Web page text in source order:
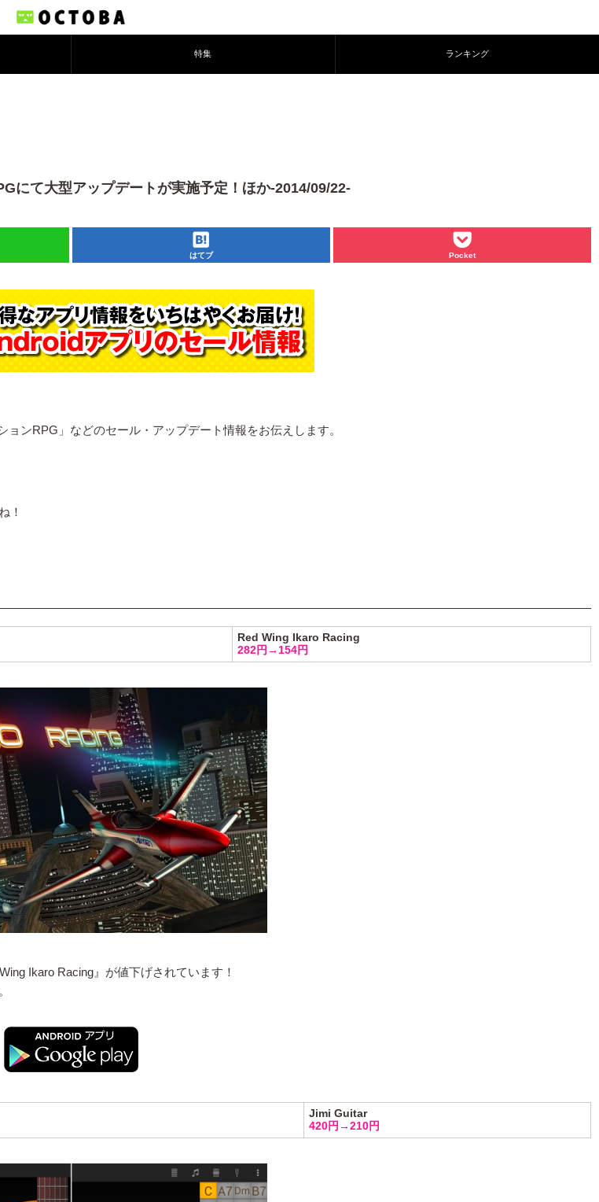
特集 ランキング
にて大型アップデートが実施予定！ほか-2014/09/22-
はてブ Pocket
ンRPG」などのセール・アップデート情報をお伝えします。
！
Red Wing Ikaro Racing
282円→154円
Ikaro Racing』が値下げされています！
Jimi Guitar
420円→210円